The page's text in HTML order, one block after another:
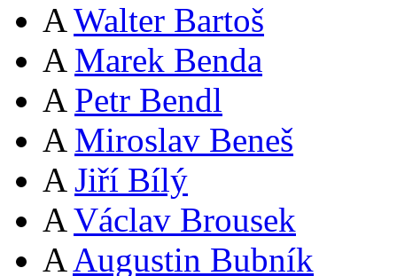
A Walter Bartoš
A Marek Benda
A Petr Bendl
A Miroslav Beneš
A Jiří Bílý
A Václav Brousek
A Augustin Bubník